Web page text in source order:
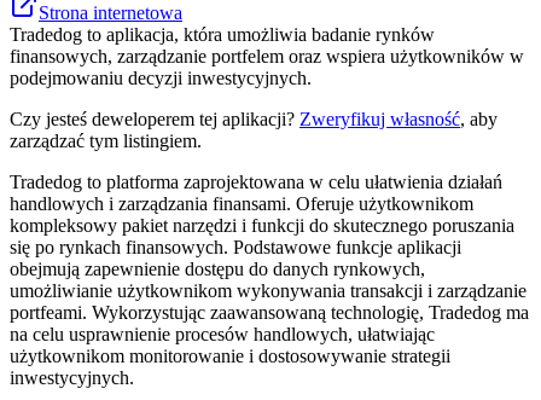
Strona internetowa
Tradedog to aplikacja, która umożliwia badanie rynków
finansowych, zarządzanie portfelem oraz wspiera użytkowników w
podejmowaniu decyzji inwestycyjnych.
Czy jesteś deweloperem tej aplikacji? Zweryfikuj własność, aby
zarządzać tym listingiem.
Tradedog to platforma zaprojektowana w celu ułatwienia działań
handlowych i zarządzania finansami. Oferuje użytkownikom
kompleksowy pakiet narzędzi i funkcji do skutecznego poruszania
się po rynkach finansowych. Podstawowe funkcje aplikacji
obejmują zapewnienie dostępu do danych rynkowych,
umożliwianie użytkownikom wykonywania transakcji i zarządzanie
portfeami. Wykorzystując zaawansowaną technologię, Tradedog ma
na celu usprawnienie procesów handlowych, ułatwiając
użytkownikom monitorowanie i dostosowywanie strategii
inwestycyjnych.